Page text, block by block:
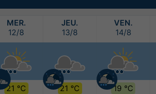
MER.
12/8
21 °C
JEU.
13/8
21 °C
VEN.
14/8
19 °C